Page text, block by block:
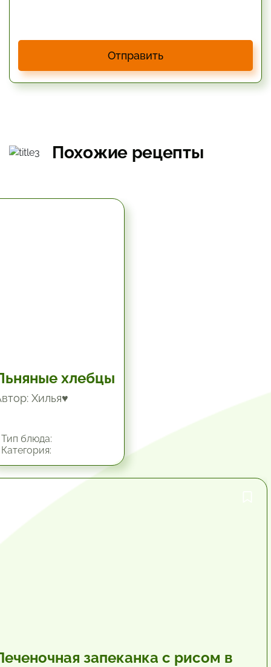
Отправить
Похожие рецепты
хлебцы
Хилья♥
блюда:
запеканка с рисом в